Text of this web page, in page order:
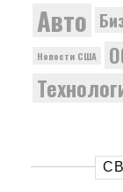
Авто
Новости США